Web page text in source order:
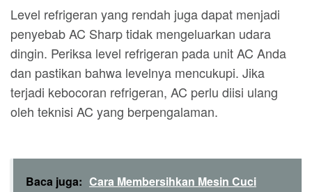
Level refrigeran yang rendah juga dapat menjadi
penyebab AC Sharp tidak mengeluarkan udara
dingin. Periksa level refrigeran pada unit AC Anda
dan pastikan bahwa levelnya mencukupi. Jika
terjadi kebocoran refrigeran, AC perlu diisi ulang
oleh teknisi AC yang berpengalaman.
Baca juga: Cara Membersihkan Mesin Cuci